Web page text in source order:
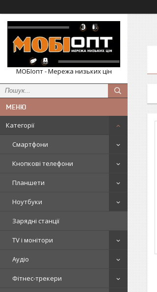
МОБІопт - Мережа низьких цін
Категорії
Смартфони
Кнопкові телефони
Планшети
Ноутбуки
Зарядні станції
TV і монітори
Аудіо
Фітнес-трекери